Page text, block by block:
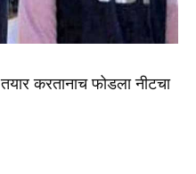
करतानाच फोडला नीटचा